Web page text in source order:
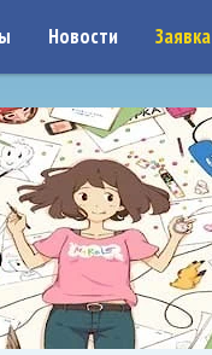
Новости Заявка